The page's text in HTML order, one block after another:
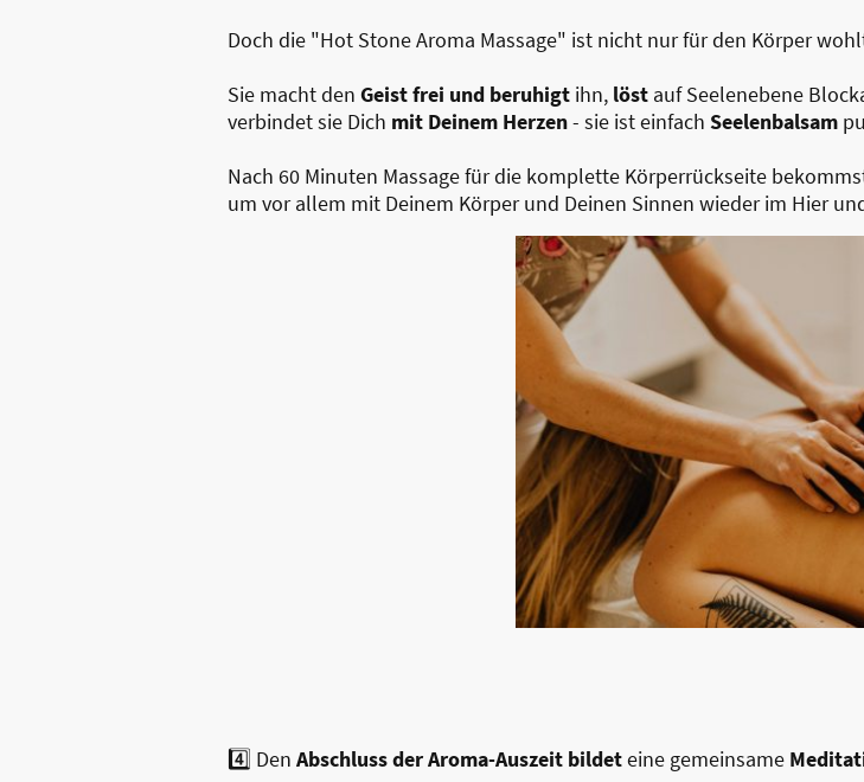
Doch die "Hot Stone Aroma Massage" ist nicht nur für den Körper
Sie macht den Geist frei und beruhigt ihn, löst auf Seelenebene
verbindet sie Dich mit Deinem Herzen- sie ist einfach Seelenbalsam
Nach 60 Minuten Massage für die komplette Körperrückseite
um vor allem mit Deinem Körper und Deinen Sinnen wieder im Hier
4️⃣ Den Abschluss der Aroma-Auszeit bildeteine gemeinsame